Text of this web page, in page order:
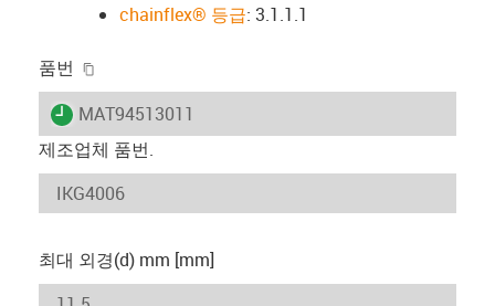
chainflex® 등급: 3.1.1.1
품번
igus-icon-lieferzeit
MAT94513011
제조업체 품번.
최대 외경(d) mm [mm]